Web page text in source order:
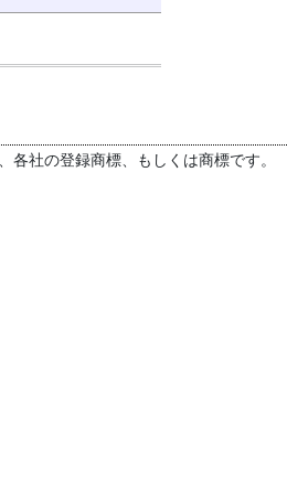
社の登録商標、もしくは商標です。